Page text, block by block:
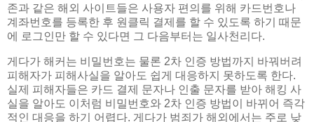
존과 같은 해외 사이트들은 사용자 편의를 위해 카드번호나
계좌번호를 등록한 후 원클릭 결제를 할 수 있도록 하기 때문
에 로그인만 할 수 있다면 그 다음부터는 일사천리다.
게다가 해커는 비밀번호는 물론 2차 인증 방법까지 바꿔버려
피해자가 피해사실을 알아도 쉽게 대응하지 못하도록 한다.
실제 피해자들은 카드 결제 문자나 인출 문자를 받아 해킹 사
실을 알아도 이처럼 비밀번호와 2차 인증 방법이 바뀌어 즉각
적인 대응을 하기 어렵다. 게다가 범죄가 해외에서는 주로 낮